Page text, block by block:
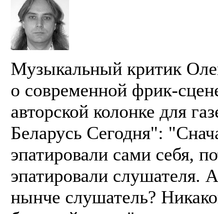
Музыкальный критик
о современной фрик-
авторской колонке для
Беларусь Сегодня":
эпатировали сами себя,
эпатировали слушателя.
нынче слушатель?